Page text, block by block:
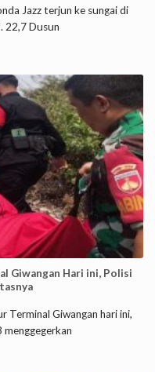
Jazz terjun ke sungai di
22,7 Dusun
Giwangan Hari ini, Polisi
Terminal Giwangan hari ini,